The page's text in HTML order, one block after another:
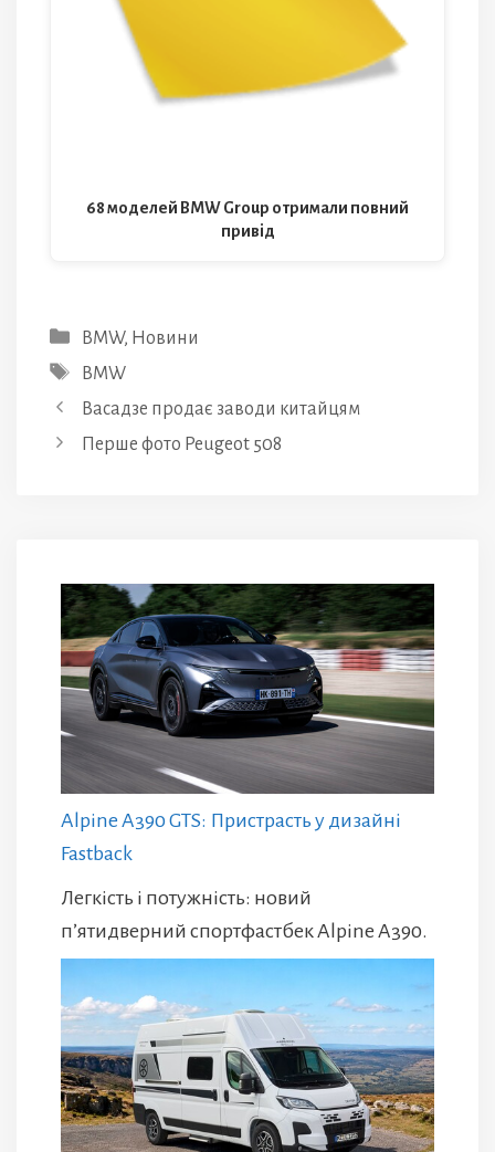
68 моделей BMW Group отримали повний
привід
Категорії
BMW, Новини
Позначки
BMW
Васадзе продає заводи китайцям
Перше фото Peugeot 508
Alpine A390 GTS: Пристрасть у дизайні
Fastback
Легкість і потужність: новий
п’ятидверний спортфастбек Alpine A390.